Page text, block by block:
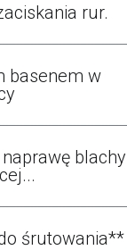
rur.
basenem w
blachy
śrutowania**